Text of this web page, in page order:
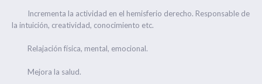
Incrementa la actividad en el hemisferio derecho. Responsable de
la intuición, creatividad, conocimiento etc.
Relajación física, mental, emocional.
Mejora la salud.